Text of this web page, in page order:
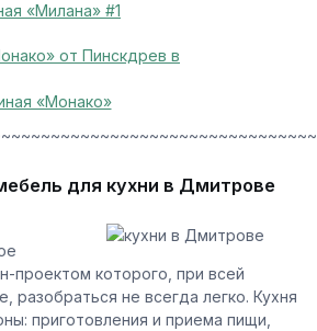
«Милана» #1
«Монако»
для кухни в Дмитрове
проектом которого, при всей
разобраться не всегда легко. Кухня
приготовления и приема пищи,